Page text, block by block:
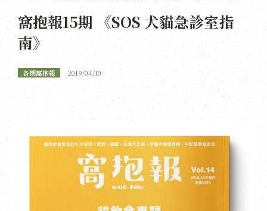
窩抱報15期 《SOS 犬貓急診室指
南》
各期窩抱報 2019/04/10